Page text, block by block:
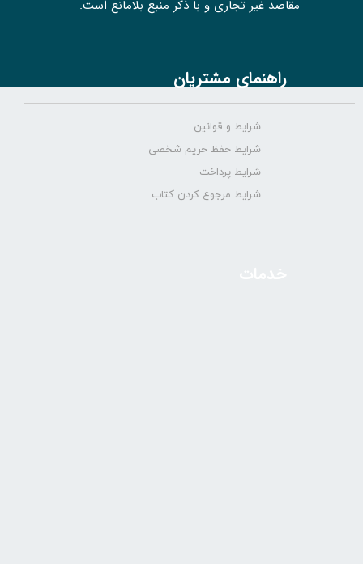
مقاصد غیر تجاری و با ذکر منبع بلامانع است.
راهنمای مشتریان
شرایط و قوانین
شرایط حفظ حریم شخصی
شرایط پرداخت
شرایط مرجوع کردن کتاب